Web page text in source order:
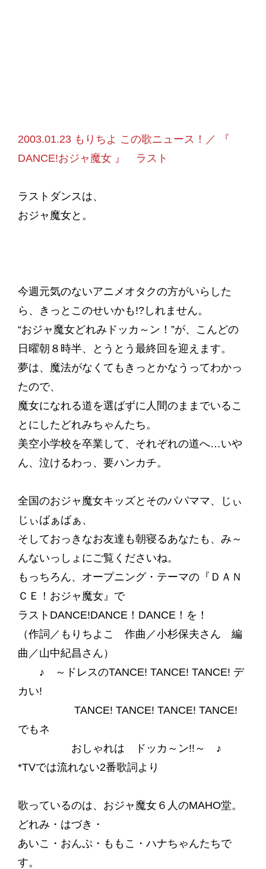
2003.01.23 もりちよ この歌ニュース！／ 『
DANCE!おジャ魔女 』 ラスト
ラストダンスは、
おジャ魔女と。
今週元気のないアニメオタクの方がいらした
ら、きっとこのせいかも!?しれません。
“おジャ魔女どれみドッカ～ン！”が、こんどの
日曜朝８時半、とうとう最終回を迎えます。
夢は、魔法がなくてもきっとかなうってわかっ
たので、
魔女になれる道を選ばずに人間のままでいるこ
とにしたどれみちゃんたち。
美空小学校を卒業して、それぞれの道へ…いや
ん、泣けるわっ、要ハンカチ。
全国のおジャ魔女キッズとそのパパママ、じぃ
じぃばぁばぁ、
そしておっきなお友達も朝寝るあなたも、み～
んないっしょにご覧くださいね。
もっちろん、オープニング・テーマの『ＤＡＮ
ＣＥ！おジャ魔女』で
ラストDANCE!DANCE！DANCE！を！
（作詞／もりちよこ 作曲／小杉保夫さん 編
曲／山中紀昌さん）
♪ ～ドレスのTANCE! TANCE! TANCE! デ
カい!
TANCE! TANCE! TANCE! TANCE!
でもネ
おしゃれは ドッカ～ン!!～ ♪
*TVでは流れない2番歌詞より
歌っているのは、おジャ魔女６人のMAHO堂。
どれみ・はづき・
あいこ・おんぷ・ももこ・ハナちゃんたちで
す。